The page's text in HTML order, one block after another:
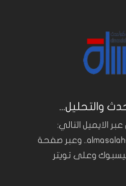
والتحليل...
الايميل التالي:
almasalahsources@gmail.com.. وعبر صفحة
وعلى تويتر